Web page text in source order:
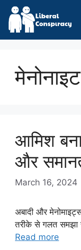
Skip
content
मेनोनाइट
आमिश
और
March 16, 2024
अबादी और
तरीके से गलत समझा
Read more